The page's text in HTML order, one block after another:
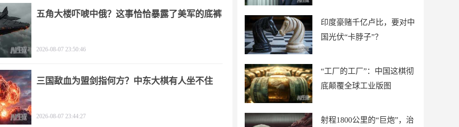
印度豪赌千亿卢比，要对中
国光伏“卡脖子”？
“工厂的工厂”：中国这棋彻
底颠覆全球工业版图
射程1800公里的“巨炮”，治
五角大楼吓唬中俄？这事恰恰暴露了美军的底裤
2026-08-07 23:50:46
三国歃血为盟剑指何方？中东大棋有人坐不住
2026-08-07 23:44:27